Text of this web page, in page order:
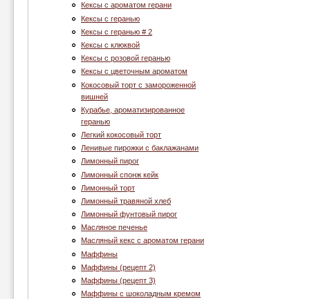
Кексы с ароматом герани
Кексы с геранью
Кексы с геранью # 2
Кексы с клюквой
Кексы с розовой геранью
Кексы с цветочным ароматом
Кокосовый торт с замороженной
вишней
Курабье, ароматизированное
геранью
Легкий кокосовый торт
Ленивые пирожки с баклажанами
Лимонный пирог
Лимонный спонж кейк
Лимонный торт
Лимонный травяной хлеб
Лимонный фунтовый пирог
Масляное печенье
Масляный кекс с ароматом герани
Маффины
Маффины (рецепт 2)
Маффины (рецепт 3)
Маффины с шоколадным кремом